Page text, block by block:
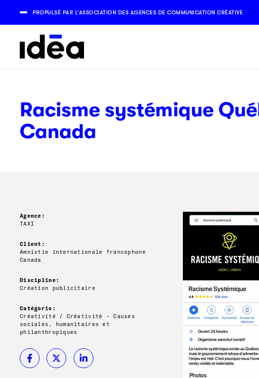
PROPULSÉ PAR L’ASSOCIATION DES AGENCES DE COMMUNICATION CRÉATIVE
Racisme systémique
Canada
Agence:
TAXI
Client:
Amnistie internationale francophone
Canada
Discipline:
Création publicitaire
Catégorie:
Créativité / Créativité - Causes
sociales, humanitaires et
philanthropiques